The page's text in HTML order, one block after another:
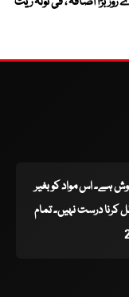
ہے۔ اس مواد کو بغیر
درست نہیں۔ تمام